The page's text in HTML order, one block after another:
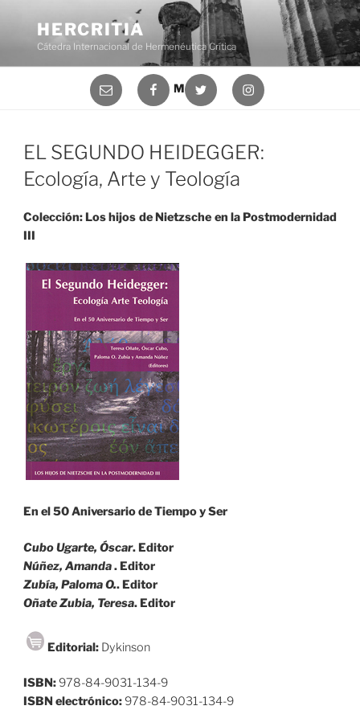
contenido
HERCRITIA
Cátedra Internacional de Hermenéutica Crítica
Menú
EL SEGUNDO HEIDEGGER:
Ecología, Arte y Teología
Colección: Los hijos de Nietzsche en la Postmodernidad
III
En el 50 Aniversario de Tiempo y Ser
Cubo Ugarte, Óscar. Editor
Núñez, Amanda. Editor
Zubía, Paloma O.. Editor
Oñate Zubia, Teresa. Editor
Editorial:Dykinson
ISBN:978-84-9031-134-9
ISBN electrónico:978-84-9031-134-9
Correo
electrónico
FacebookTwitter Instagram